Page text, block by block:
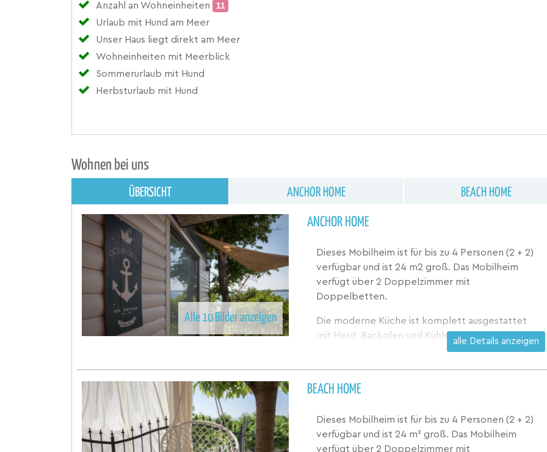
Anzahl an Wohneinheiten
11
Urlaub mit Hund am Meer
Unser Haus liegt direkt am Meer
Wohneinheiten mit Meerblick
Sommerurlaub mit Hund
Herbsturlaub mit Hund
Wohnen bei uns
ÜBERSICHT ANCHOR HOME BEACH HOME
Alle 10 Bilder anzeigen
ANCHOR HOME
Dieses Mobilheim ist für bis zu 4 Personen (2 + 2)
verfügbar und ist 24 m2 groß. Das Mobilheim
verfügt über 2 Doppelzimmer mit
Doppelbetten.
Die moderne Küche ist komplett ausgestattet
mit Herd, Backofen und Kühlschrank. Sat-TV ist
verfügbar, kostenfreies WLAN. Das Badezimmer
die Bucht und den Strand. Sie ist 15 m² groß und
mit Tisch und Stühlen ausgestattet.
alle Details anzeigen
BEACH HOME
Dieses Mobilheim ist für bis zu 4 Personen (2 + 2)
verfügbar und ist 24 m² groß. Das Mobilheim
verfügt über 2 Doppelzimmer mit